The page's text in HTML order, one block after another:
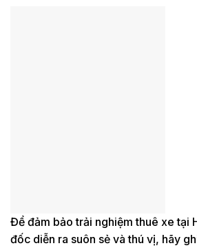
Để đảm bảo trải nghiệm thuê xe tại
đốc diễn ra suôn sẻ và thú vị, hãy